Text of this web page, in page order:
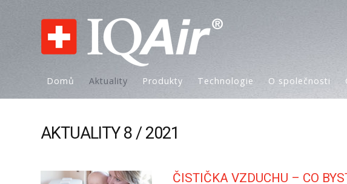
Domů Aktuality Produkty Technologie O společnosti
AKTUALITY 8 / 2021
ČISTIČKA VZDUCHU – CO